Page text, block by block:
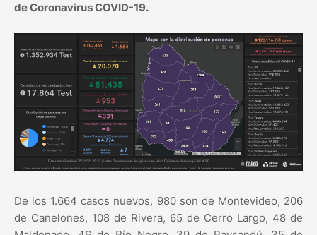
de Coronavirus COVID-19.
De los 1.664 casos nuevos, 980 son de Montevideo, 206
de Canelones, 108 de Rivera, 65 de Cerro Largo, 48 de